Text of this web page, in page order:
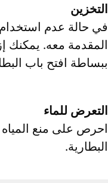
التخزين
ببساطة افتح باب
التعرض للماء
البطارية.